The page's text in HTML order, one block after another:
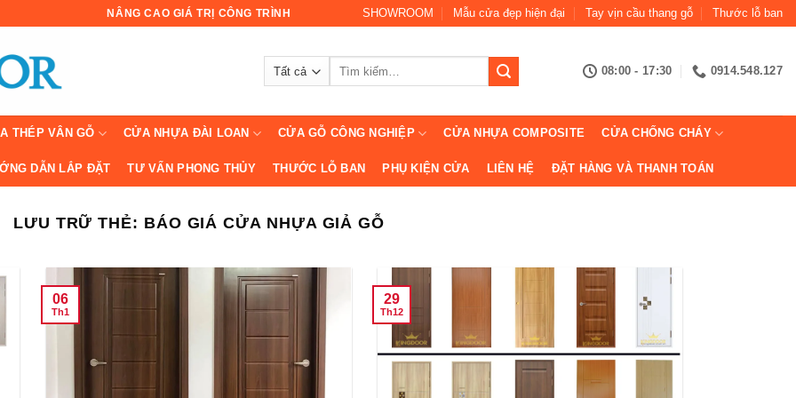
NÂNG CAO GIÁ TRỊ CÔNG TRÌNH SHOWROOM Mẫu cửa đẹp hiện đại Tay vịn cầu thang gỗ Thước lỗ ban
08:00 - 17:30 0914.548.127
THÉP VÂN GỖ CỬA NHỰA ĐÀI LOAN CỬA GỖ CÔNG NGHIỆP CỬA NHỰA COMPOSITE CỬA CHỐNG CHÁY
DẪN LẮP ĐẶT TƯ VẤN PHONG THỦY THƯỚC LỖ BAN PHỤ KIỆN CỬA LIÊN HỆ ĐẶT HÀNG VÀ THANH TOÁN
LƯU TRỮ THẺ: BÁO GIÁ CỬA NHỰA GIẢ GỖ
06
Th1
29
Th12